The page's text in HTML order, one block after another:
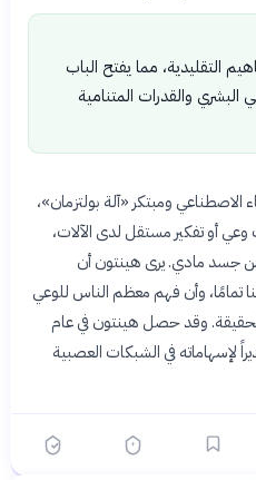
التقليدية، مما يفتح الباب
البشري والقدرات المتنامية
الاصطناعي ومبتكر «آلة بولتزمان»،
أو تفكير مستقل لدى الآلات،
من جسد مادي. يرى هينتون أن
تمامًا، وأن فهم معظم الناس للوعي
وقد حصل هينتون في عام
لإسهاماته في الشبكات العصبية